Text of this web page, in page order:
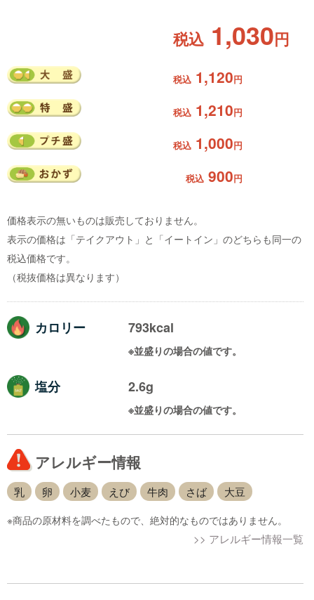
税込1,030円
税込 1,120円
税込 1,210円
税込 1,000円
税込 900円
価格表示の無いものは販売しておりません。
表示の価格は「テイクアウト」と「イートイン」のどちらも同一の
税込価格です。
（税抜価格は異なります）
カロリー 793kcal
※並盛りの場合の値です。
塩分 2.6g
※並盛りの場合の値です。
アレルギー情報
乳 卵 小麦 えび 牛肉 さば 大豆
※商品の原材料を調べたもので、絶対的なものではありません。
>> アレルギー情報一覧